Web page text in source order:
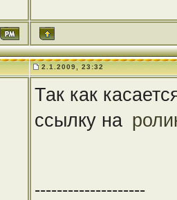
2.1.2009, 23:32
Так как
ссылку на
--------------------